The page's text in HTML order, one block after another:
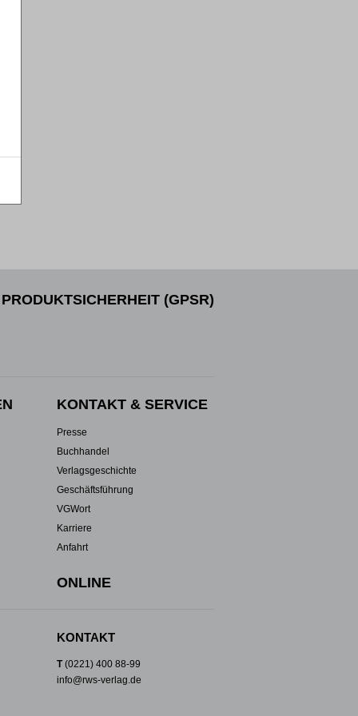
PRODUKTSICHERHEIT (GPSR)
KONTAKT & SERVICE
Presse
Buchhandel
Verlagsgeschichte
Geschäftsführung
VGWort
Karriere
Anfahrt
ONLINE
KONTAKT
T(0221) 400 88-99
info@rws-verlag.de